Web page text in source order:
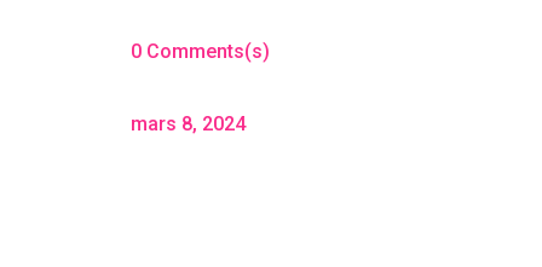
0 Comments(s)
mars 8, 2024